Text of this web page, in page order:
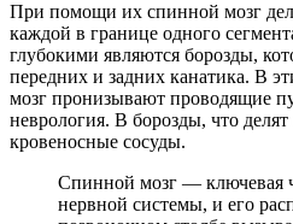
При помощи их спинной мозг
каждой в границе одного
глубокими являются борозды,
передних и задних канатика. В
мозг пронизывают проводящие
неврология. В борозды, что
кровеносные сосуды.
Спинной мозг — ключевая
нервной системы, и его